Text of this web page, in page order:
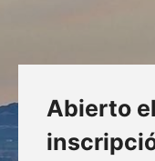
Abierto